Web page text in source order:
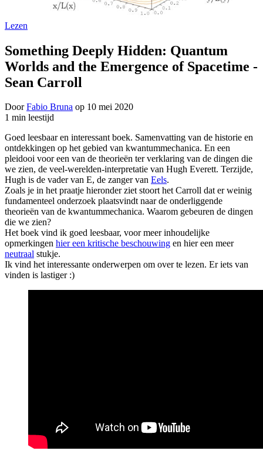
Lezen
Something Deeply Hidden: Quantum
Worlds and the Emergence of Spacetime -
Sean Carroll
DoorFabio Bruna op 10 mei 2020
1 min leestijd
Goed leesbaar en interessant boek. Samenvatting van de historie en
ontdekkingen op het gebied van kwantummechanica. En een
pleidooi voor een van de theorieën ter verklaring van de dingen die
we zien, de veel-werelden-interpretatie van Hugh Everett. Terzijde,
Hugh is de vader van E, de zanger van Eels.
Zoals je in het praatje hieronder ziet stoort het Carroll dat er weinig
fundamenteel onderzoek plaatsvindt naar de onderliggende
theorieën van de kwantummechanica. Waarom gebeuren de dingen
die we zien?
Het boek vind ik goed leesbaar, voor meer inhoudelijke
opmerkingen hier een kritische beschouwing en hier een meer
neutraal stukje.
Ik vind het interessante onderwerpen om over te lezen. Er iets van
vinden is lastiger :)